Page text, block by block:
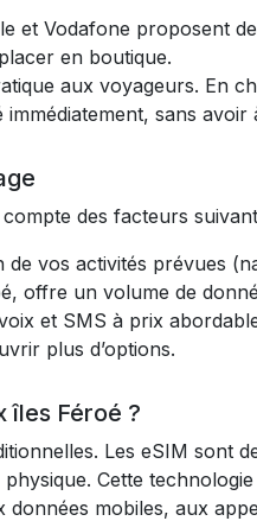
et Vodafone proposent
en boutique.
aux voyageurs. En
sans
des facteurs
vos activités prévues
offre un volume de
et SMS à prix
plus d’options.
îles Féroé ?
Les eSIM sont
Cette
mobiles, aux